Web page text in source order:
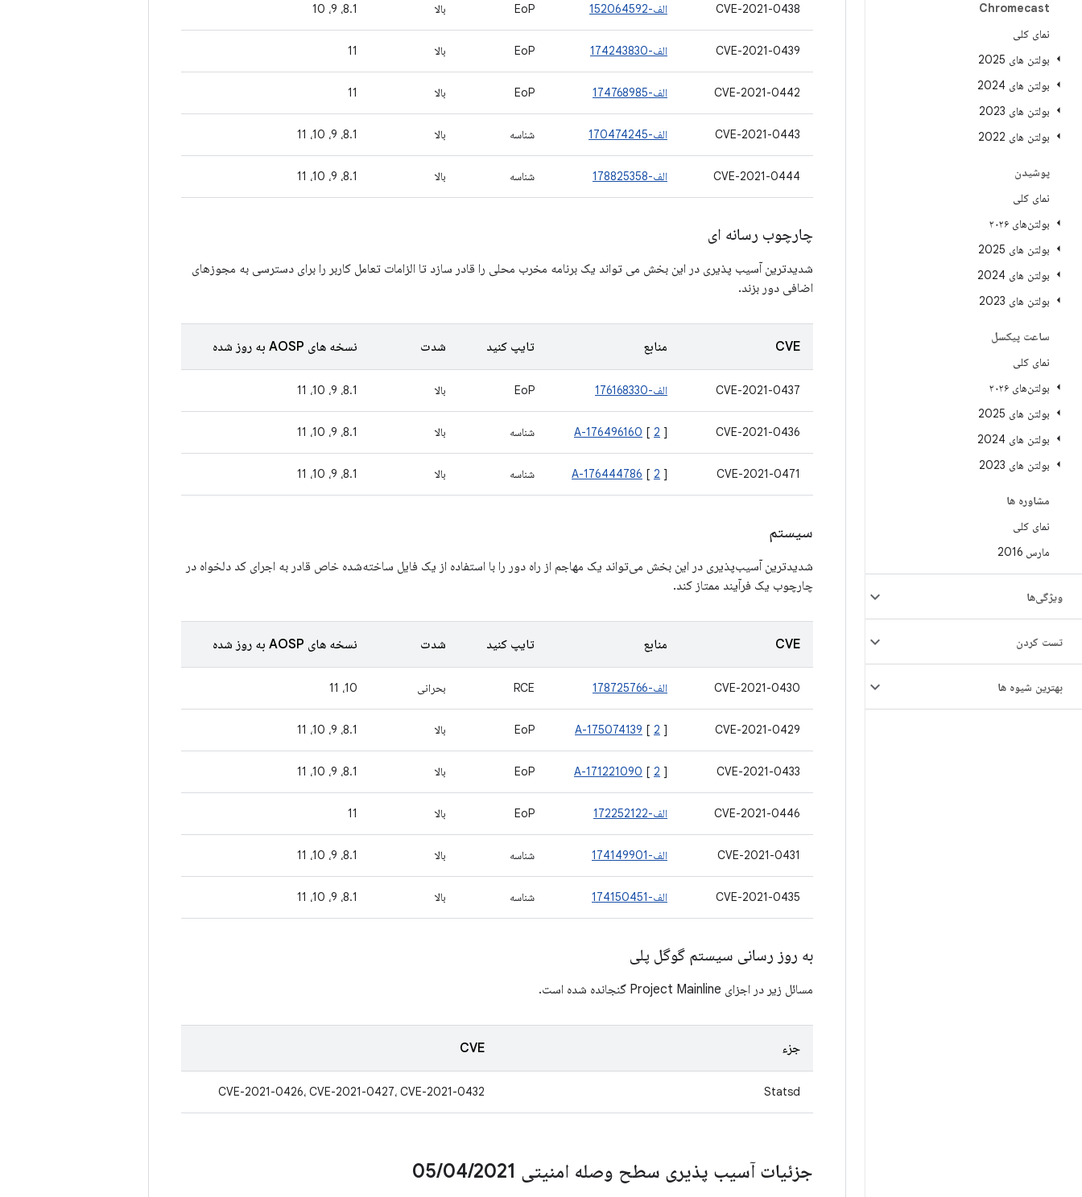
Chromecast
نمای کلی
بولتن های 2025
بولتن های 2024
بولتن های 2023
بولتن های 2022
پوشیدن
نمای کلی
بولتن‌های ۲۰۲۶
بولتن های 2025
بولتن های 2024
بولتن های 2023
ساعت پیکسل
نمای کلی
بولتن‌های ۲۰۲۶
بولتن های 2025
بولتن های 2024
بولتن های 2023
مشاوره ها
نمای کلی
مارس 2016
ویژگی‌ها
تست کردن
بهترین شیوه ها
CVE-2021-0438 الف-152064592 EoP بالا 8.1، 9، 10
CVE-2021-0439 الف-174243830 EoP بالا 11
CVE-2021-0442 الف-174768985 EoP بالا 11
CVE-2021-0443 الف-170474245 شناسه بالا 8.1، 9، 10، 11
CVE-2021-0444 الف-178825358 شناسه بالا 8.1، 9، 10، 11
چارچوب رسانه ای
شدیدترین آسیب پذیری در این بخش می تواند یک برنامه مخرب محلی را قادر سازد تا الزامات تعامل کاربر را برای دسترسی به مجوزهای
اضافی دور بزند.
CVE منابع تایپ کنید شدت نسخه های AOSP به روز شده
CVE-2021-0437 الف-176168330 EoP بالا 8.1، 9، 10، 11
CVE-2021-0436
A-176496160 [ 2 ] شناسه بالا 8.1، 9، 10، 11
CVE-2021-0471
A-176444786 [ 2 ] شناسه بالا 8.1، 9، 10، 11
سیستم
شدیدترین آسیب‌پذیری در این بخش می‌تواند یک مهاجم از راه دور را با استفاده از یک فایل ساخته‌شده خاص قادر به اجرای کد دلخواه در
چارچوب یک فرآیند ممتاز کند.
CVE منابع تایپ کنید شدت نسخه های AOSP به روز شده
CVE-2021-0430 الف-178725766 RCE بحرانی 10، 11
CVE-2021-0429
A-175074139 [ 2 ]
EoP بالا 8.1، 9، 10، 11
CVE-2021-0433
A-171221090 [ 2 ]
EoP بالا 8.1، 9، 10، 11
CVE-2021-0446 الف-172252122 EoP بالا 11
CVE-2021-0431 الف-174149901 شناسه بالا 8.1، 9، 10، 11
CVE-2021-0435 الف-174150451 شناسه بالا 8.1، 9، 10، 11
به روز رسانی سیستم گوگل پلی
مسائل زیر در اجزای Project Mainline گنجانده شده است.
جزء CVE
Statsd CVE-2021-0426، CVE-2021-0427، CVE-2021-0432
جزئیات آسیب پذیری سطح وصله امنیتی 05 /04/2021